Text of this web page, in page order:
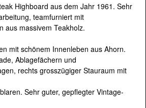
Highboard aus dem Jahr 1961. Sehr
teamfurniert mit
aus massivem Teakholz.
mit schönem Innenleben aus Ahorn.
Ablagefächern und
rechts grosszügiger Stauraum mit
Sehr guter, gepflegter Vintage-